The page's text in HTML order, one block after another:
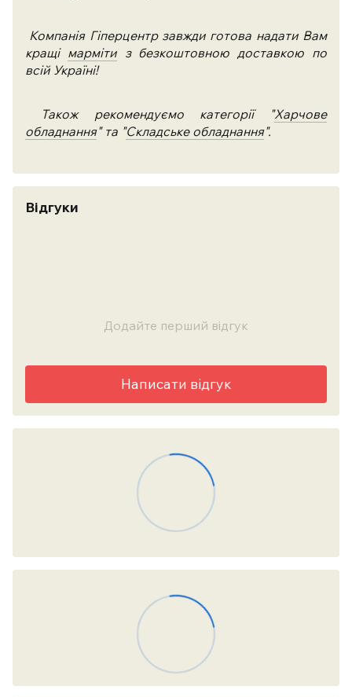
Компанія Гіперцентр завжди готова надати Вам
кращі марміти з безкоштовною доставкою по
всій Україні!
Також рекомендуємо категорії "Харчове
обладнання" та "Складське обладнання".
Відгуки
Додайте перший відгук
Написати відгук